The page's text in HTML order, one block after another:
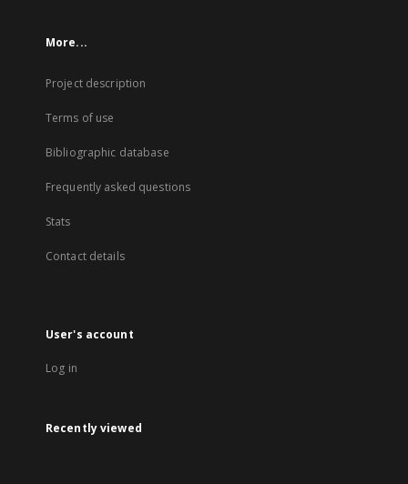
More...
Project description
Terms of use
Bibliographic database
Frequently asked questions
Stats
Contact details
User's account
Log in
Recently viewed